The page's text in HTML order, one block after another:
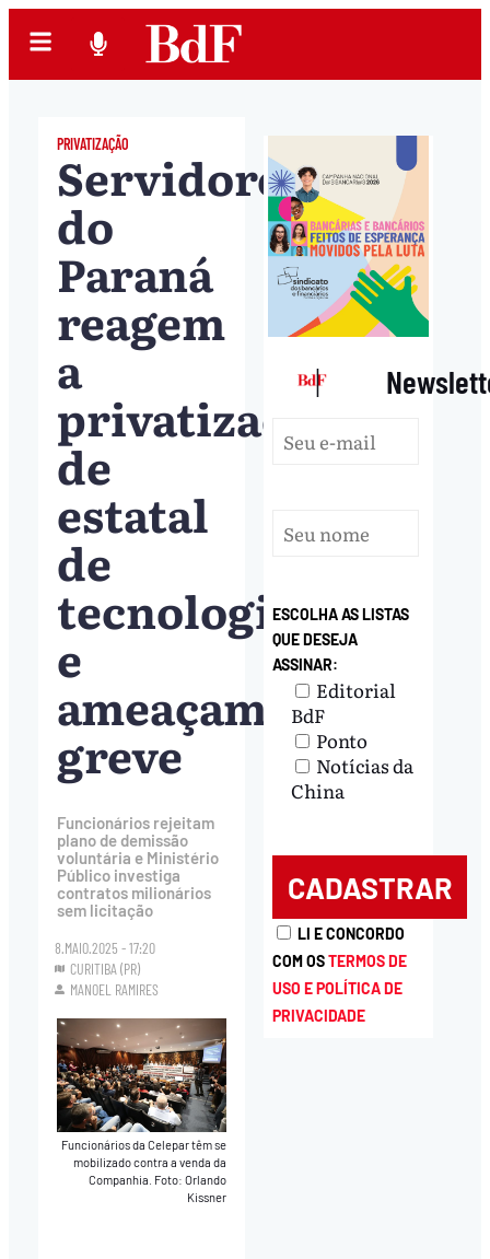
PRIVATIZAÇÃO
Servidores
do
Paraná
reagem
a
privatização
de
estatal
de
tecnologia
e
ameaçam
greve
Funcionários rejeitam
plano de demissão
voluntária e Ministério
Público investiga
contratos milionários
sem licitação
8.MAIO.2025 - 17:20
CURITIBA (PR)
MANOEL RAMIRES
Funcionários da Celepar têm se
mobilizado contra a venda da
Companhia. Foto: Orlando
Kissner
|
ESCOLHA AS LISTAS
QUE DESEJA
ASSINAR:
Editorial
BdF
Ponto
Notícias da
China
LI E CONCORDO
COM OSTERMOS DE
USO E POLÍTICA DE
PRIVACIDADE